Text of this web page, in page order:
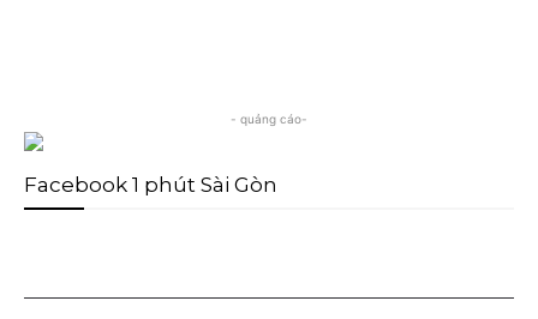
- quảng cáo-
Facebook 1 phút Sài Gòn